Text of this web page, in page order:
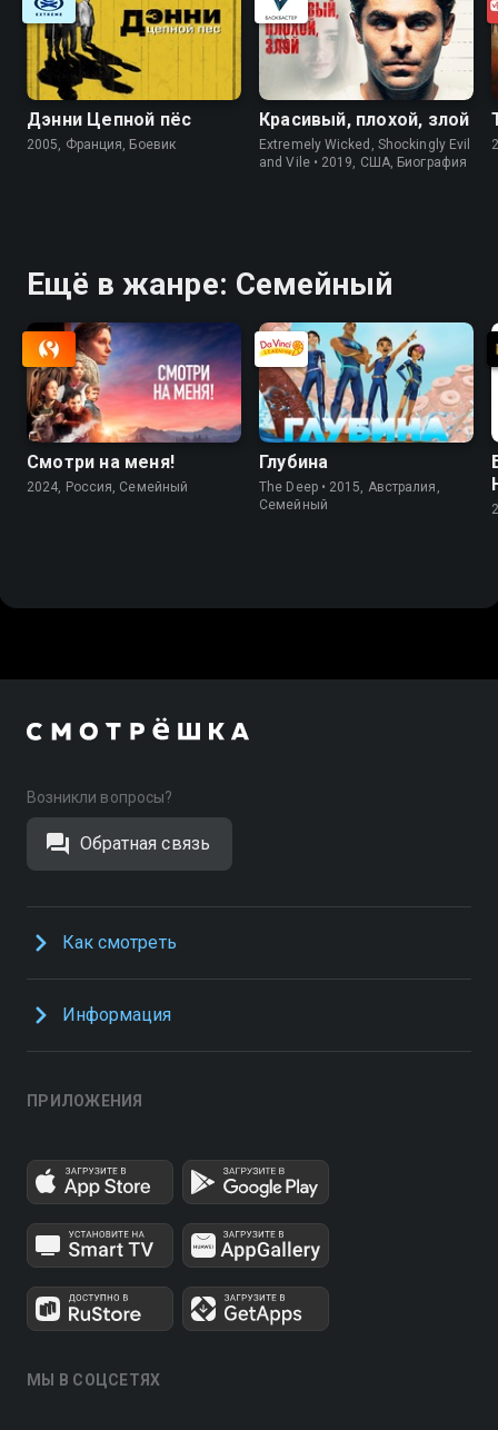
Дэнни Цепной пёс
2005, Франция, Боевик
Красивый, плохой, злой
Extremely Wicked, Shockingly Evil
and Vile • 2019, США, Биография
Ещё в жанре: Cемейный
Смотри на меня!
2024, Россия, Cемейный
Глубина
The Deep • 2015, Австралия,
Cемейный
Возникли вопросы?
Обратная связь
Как смотреть
Информация
ПРИЛОЖЕНИЯ
МЫ В СОЦСЕТЯХ